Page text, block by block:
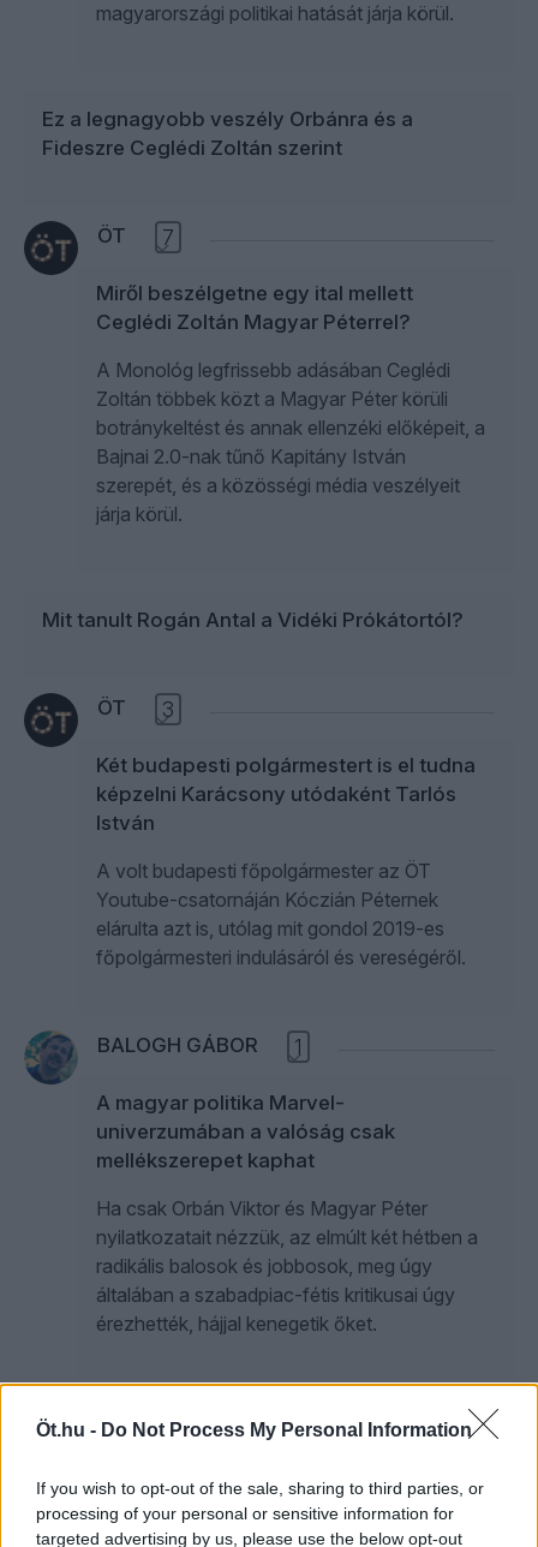
Öt.hu - Do Not Process My Personal Information
If you wish to opt-out of the sale, sharing to third parties, or
processing of your personal or sensitive information for
targeted advertising by us, please use the below opt-out
magyarországi politikai hatását járja körül.
Ez a legnagyobb veszély Orbánra és a
Fideszre Ceglédi Zoltán szerint
ÖT 7
Miről beszélgetne egy ital mellett
Ceglédi Zoltán Magyar Péterrel?
A Monológ legfrissebb adásában Ceglédi
Zoltán többek közt a Magyar Péter körüli
botránykeltést és annak ellenzéki előképeit, a
Bajnai 2.0-nak tűnő Kapitány István
szerepét, és a közösségi média veszélyeit
járja körül.
Mit tanult Rogán Antal a Vidéki Prókátortól?
ÖT 3
Két budapesti polgármestert is el tudna
képzelni Karácsony utódaként Tarlós
István
A volt budapesti főpolgármester az ÖT
Youtube-csatornáján Kóczián Péternek
elárulta azt is, utólag mit gondol 2019-es
főpolgármesteri indulásáról és vereségéről.
BALOGH GÁBOR 1
A magyar politika Marvel-
univerzumában a valóság csak
mellékszerepet kaphat
Ha csak Orbán Viktor és Magyar Péter
nyilatkozatait nézzük, az elmúlt két hétben a
radikális balosok és jobbosok, meg úgy
általában a szabadpiac-fétis kritikusai úgy
érezhették, hájjal kenegetik őket.
A magyar nyugdíjasoktól a Shell-vezér is
megijedt, a fesztiválokon pedig hiába